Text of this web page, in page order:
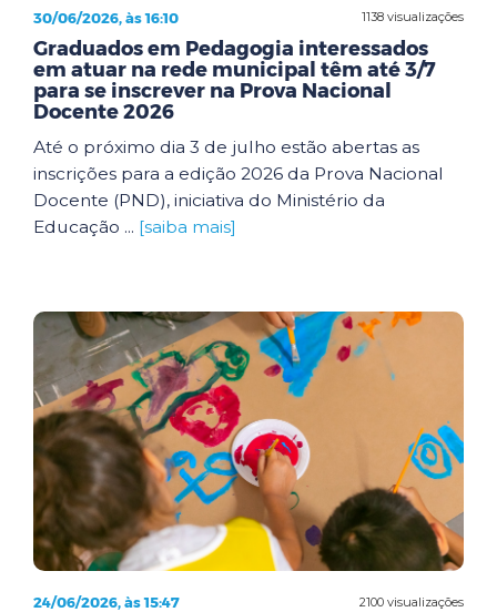
1138 visualizações
30/06/2026, às 16:10
Graduados em Pedagogia interessados
em atuar na rede municipal têm até 3/7
para se inscrever na Prova Nacional
Docente 2026
Até o próximo dia 3 de julho estão abertas as
inscrições para a edição 2026 da Prova Nacional
Docente (PND), iniciativa do Ministério da
Educação ... [saiba mais]
2100 visualizações
24/06/2026, às 15:47